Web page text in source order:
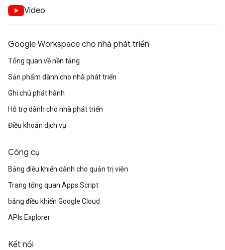
Video
Google Workspace cho nhà phát triển
Tổng quan về nền tảng
Sản phẩm dành cho nhà phát triển
Ghi chú phát hành
Hỗ trợ dành cho nhà phát triển
Điều khoản dịch vụ
Công cụ
Bảng điều khiển dành cho quản trị viên
Trang tổng quan Apps Script
bảng điều khiển Google Cloud
APIs Explorer
Kết nối